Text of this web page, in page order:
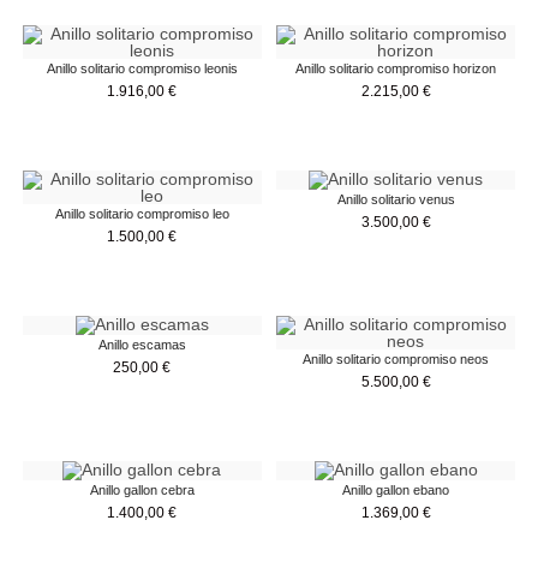
Anillo solitario compromiso leonis
1.916,00€
Anillo solitario compromiso horizon
2.215,00 €
Anillo solitario compromiso leo
1.500,00€
Anillo solitario venus
3.500,00 €
Anillo escamas
250,00€
Anillo solitario compromiso neos
5.500,00 €
Anillo gallon cebra
1.400,00€
Anillo gallon ebano
1.369,00 €